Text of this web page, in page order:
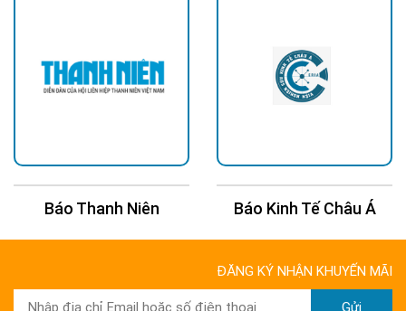
Báo Thanh Niên Báo Kinh Tế Châu Á
ĐĂNG KÝ NHẬN KHUYẾN MÃI
Gửi